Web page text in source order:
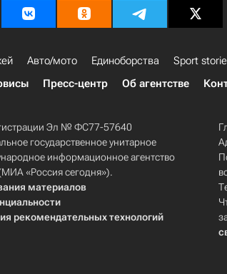
Авто/мото Единоборства Sport
Пресс-центр Об агентстве
Эл № ФС77-57640
государственное унитарное
информационное агентство
«Россия сегодня»).
материалов
рекомендательных технологий